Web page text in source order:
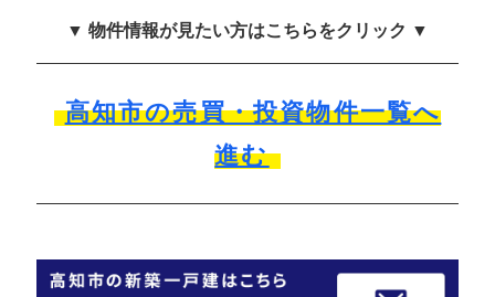
▼ 物件情報が見たい方はこちらをクリック ▼
高知市の売買・投資物件一覧へ
進む